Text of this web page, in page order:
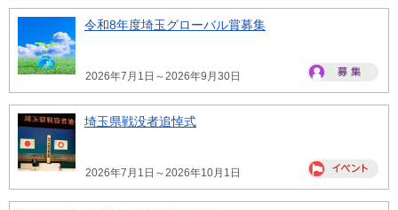
令和8年度埼玉グローバル賞募集
2026年7月1日～2026年9月30日
埼玉県戦没者追悼式
2026年7月1日～2026年10月1日